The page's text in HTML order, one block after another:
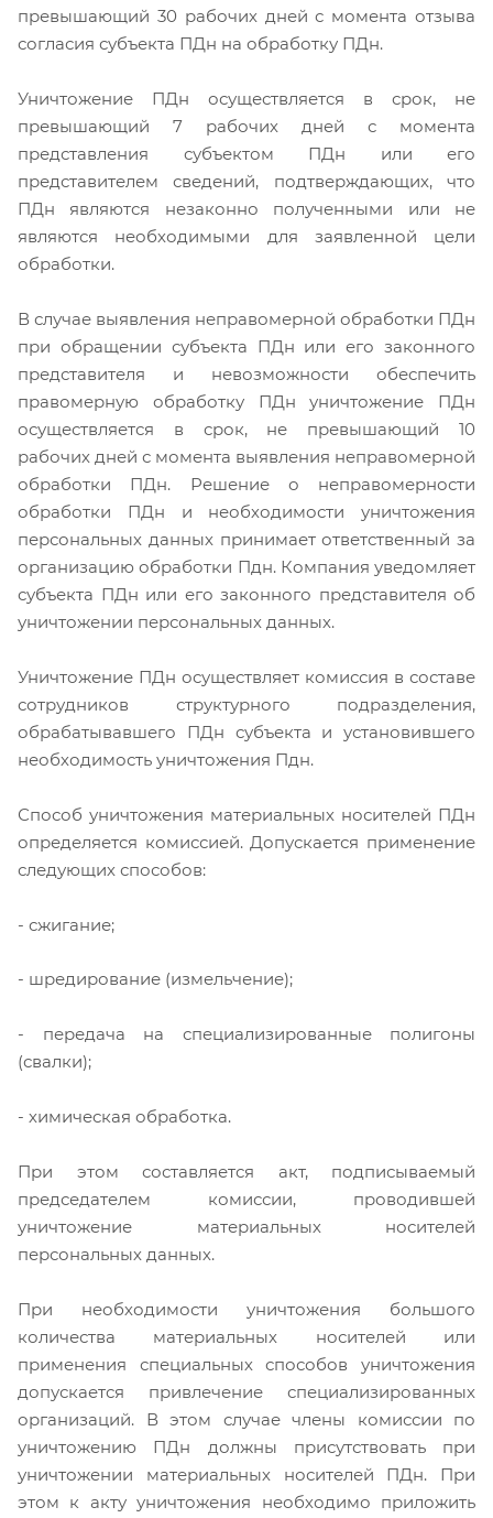
превышающий 30 рабочих дней с момента отзыва
согласия субъекта ПДн на обработку ПДн.
Уничтожение ПДн осуществляется в срок, не
превышающий 7 рабочих дней с момента
представления субъектом ПДн или его
представителем сведений, подтверждающих, что
ПДн являются незаконно полученными или не
являются необходимыми для заявленной цели
обработки.
В случае выявления неправомерной обработки ПДн
при обращении субъекта ПДн или его законного
представителя и невозможности обеспечить
правомерную обработку ПДн уничтожение ПДн
осуществляется в срок, не превышающий 10
рабочих дней с момента выявления неправомерной
обработки ПДн. Решение о неправомерности
обработки ПДн и необходимости уничтожения
персональных данных принимает ответственный за
организацию обработки Пдн. Компания уведомляет
субъекта ПДн или его законного представителя об
уничтожении персональных данных.
Уничтожение ПДн осуществляет комиссия в составе
сотрудников структурного подразделения,
обрабатывавшего ПДн субъекта и установившего
необходимость уничтожения Пдн.
Способ уничтожения материальных носителей ПДн
определяется комиссией. Допускается применение
следующих способов:
- сжигание;
- шредирование (измельчение);
- передача на специализированные полигоны
(свалки);
- химическая обработка.
При этом составляется акт, подписываемый
председателем комиссии, проводившей
уничтожение материальных носителей
персональных данных.
При необходимости уничтожения большого
количества материальных носителей или
применения специальных способов уничтожения
допускается привлечение специализированных
организаций. В этом случае члены комиссии по
уничтожению ПДн должны присутствовать при
уничтожении материальных носителей ПДн. При
этом к акту уничтожения необходимо приложить